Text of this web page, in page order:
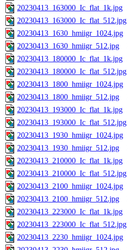
20230413_163000_Ic_flat_1k.jpg
20230413_163000_Ic_flat_512.jpg
20230413_1630_hmiigr_1024.jpg
20230413_1630_hmiigr_512.jpg
20230413_180000_Ic_flat_1k.jpg
20230413_180000_Ic_flat_512.jpg
20230413_1800_hmiigr_1024.jpg
20230413_1800_hmiigr_512.jpg
20230413_193000_Ic_flat_1k.jpg
20230413_193000_Ic_flat_512.jpg
20230413_1930_hmiigr_1024.jpg
20230413_1930_hmiigr_512.jpg
20230413_210000_Ic_flat_1k.jpg
20230413_210000_Ic_flat_512.jpg
20230413_2100_hmiigr_1024.jpg
20230413_2100_hmiigr_512.jpg
20230413_223000_Ic_flat_1k.jpg
20230413_223000_Ic_flat_512.jpg
20230413_2230_hmiigr_1024.jpg